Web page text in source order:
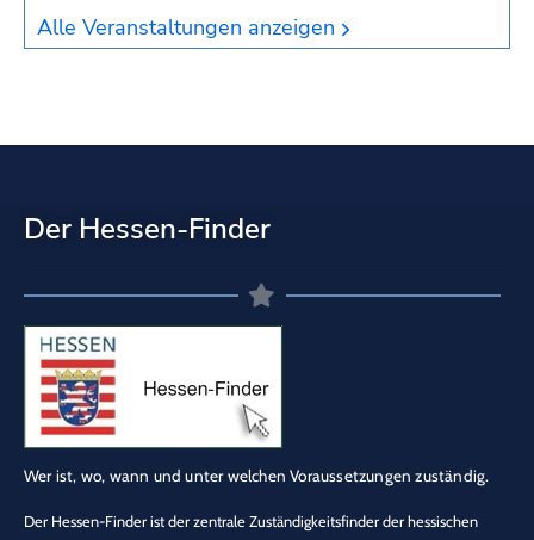
Alle Veranstaltungen anzeigen
Der Hessen-Finder
Wer ist, wo, wann und unter welchen Voraussetzungen zuständig.
Der Hessen-Finder ist der zentrale Zuständigkeitsfinder der hessischen